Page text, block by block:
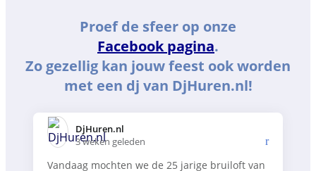
Proef de sfeer op onze
Facebook pagina.
Zo gezellig kan jouw feest ook worden
met een dj van DjHuren.nl!
DjHuren.nl️
3 weken geleden
Vandaag mochten we de 25 jarige bruiloft van